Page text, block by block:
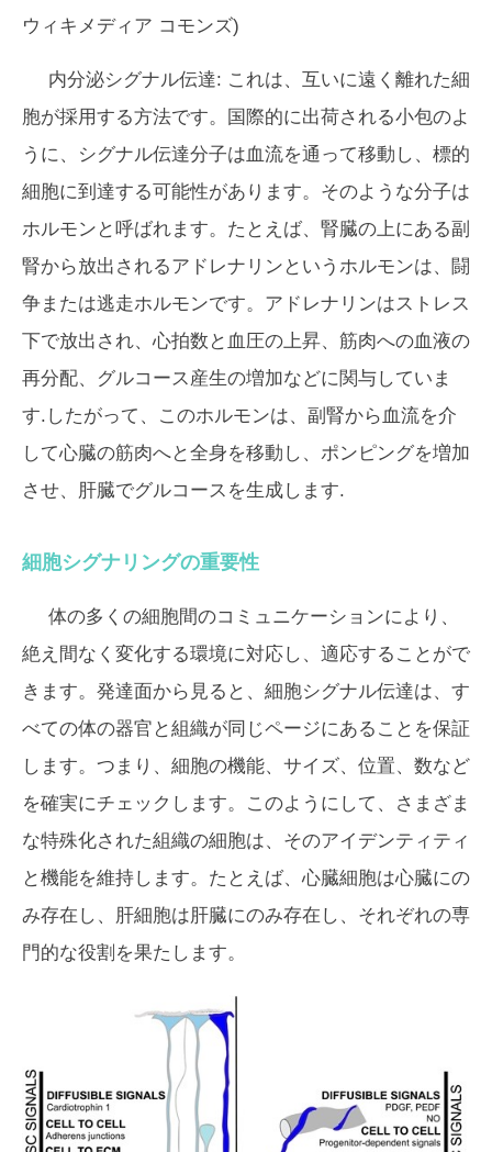
ウィキメディア コモンズ)
内分泌シグナル伝達: これは、互いに遠く離れた細
胞が採用する方法です。国際的に出荷される小包のよ
うに、シグナル伝達分子は血流を通って移動し、標的
細胞に到達する可能性があります。そのような分子は
ホルモンと呼ばれます。たとえば、腎臓の上にある副
腎から放出されるアドレナリンというホルモンは、闘
争または逃走ホルモンです。アドレナリンはストレス
下で放出され、心拍数と血圧の上昇、筋肉への血液の
再分配、グルコース産生の増加などに関与していま
す.したがって、このホルモンは、副腎から血流を介
して心臓の筋肉へと全身を移動し、ポンピングを増加
させ、肝臓でグルコースを生成します.
細胞シグナリングの重要性
体の多くの細胞間のコミュニケーションにより、
絶え間なく変化する環境に対応し、適応することがで
きます。発達面から見ると、細胞シグナル伝達は、す
べての体の器官と組織が同じページにあることを保証
します。つまり、細胞の機能、サイズ、位置、数など
を確実にチェックします。このようにして、さまざま
な特殊化された組織の細胞は、そのアイデンティティ
と機能を維持します。たとえば、心臓細胞は心臓にの
み存在し、肝細胞は肝臓にのみ存在し、それぞれの専
門的な役割を果たします。